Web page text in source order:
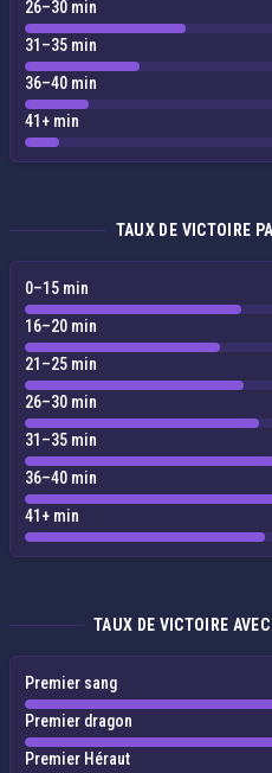
26–30 min
31–35 min
36–40 min
41+ min
TAUX DE VICTOIRE
0–15 min
16–20 min
21–25 min
26–30 min
31–35 min
36–40 min
41+ min
TAUX DE VICTOIRE
Premier sang
Premier dragon
Premier Héraut